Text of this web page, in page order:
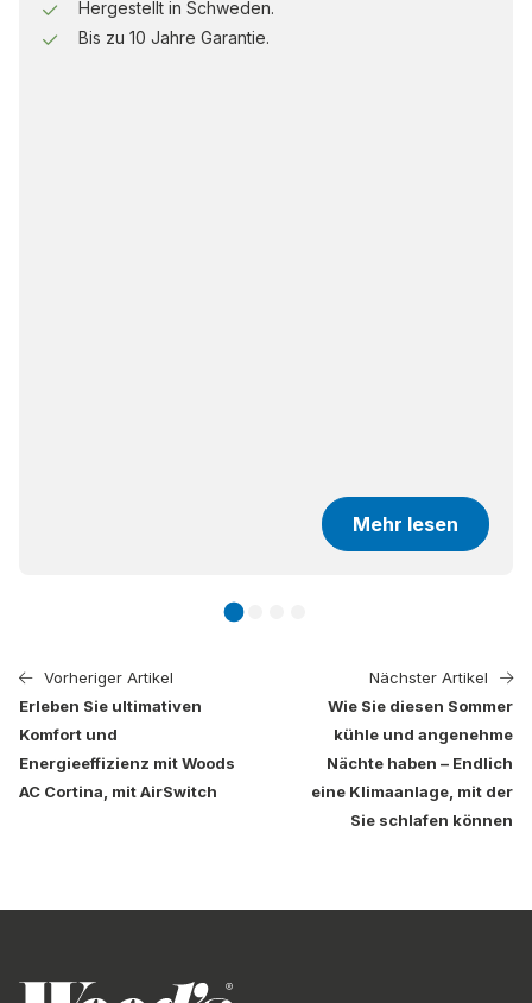
Hergestellt in Schweden.
Bis zu 10 Jahre Garantie.
Mehr lesen
Vorheriger Artikel
Erleben Sie ultimativen
Komfort und
Energieeffizienz mit Woods
AC Cortina, mit AirSwitch
Nächster Artikel
Wie Sie diesen Sommer
kühle und angenehme
Nächte haben – Endlich
eine Klimaanlage, mit der
Sie schlafen können